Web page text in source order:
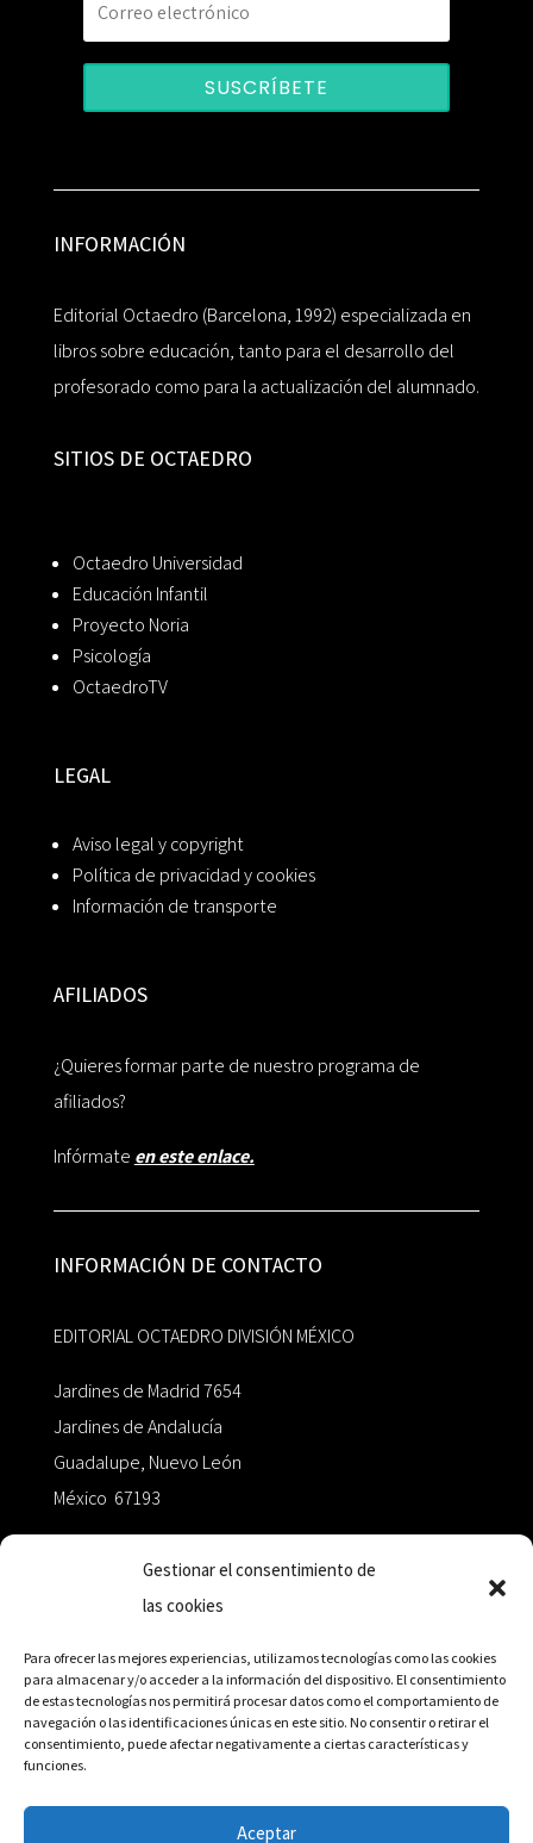
Gestionar el consentimiento de
las cookies
Para ofrecer las mejores experiencias, utilizamos tecnologías como las cookies
para almacenar y/o acceder a la información del dispositivo. El consentimiento
de estas tecnologías nos permitirá procesar datos como el comportamiento de
navegación o las identificaciones únicas en este sitio. No consentir o retirar el
consentimiento, puede afectar negativamente a ciertas características y
funciones.
Aceptar
SUSCRÍBETE
INFORMACIÓN
Editorial Octaedro (Barcelona, 1992) especializada en
libros sobre educación, tanto para el desarrollo del
profesorado como para la actualización del alumnado.
SITIOS DE OCTAEDRO
Octaedro Universidad
Educación Infantil
Proyecto Noria
Psicología
OctaedroTV
LEGAL
Aviso legal y copyright
Política de privacidad y cookies
Información de transporte
AFILIADOS
¿Quieres formar parte de nuestro programa de
afiliados?
Infórmate en este enlace.
INFORMACIÓN DE CONTACTO
EDITORIAL OCTAEDRO DIVISIÓN MÉXICO
Jardines de Madrid 7654
Jardines de Andalucía
Guadalupe, Nuevo León
México 67193
+52 811.499.5638
RED DE DISTRIBUCIÓN
Distribuidores en México y Octaedro internacional